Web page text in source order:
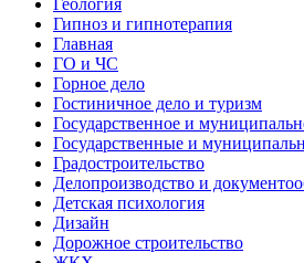
Геология
Гипноз и гипнотерапия
Главная
ГО и ЧС
Горное дело
Гостиничное дело и туризм
Государственное и
Государственные и
Градостроительство
Делопроизводство и
Детская психология
Дизайн
Дорожное строительство